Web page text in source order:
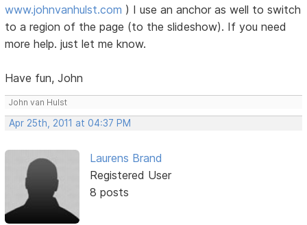
www.johnvanhulst.com ) I use an anchor as well to switch
to a region of the page (to the slideshow). If you need
more help. just let me know.
Have fun, John
John van Hulst
Apr 25th, 2011 at 04:37 PM
Laurens Brand
Registered User
8 posts